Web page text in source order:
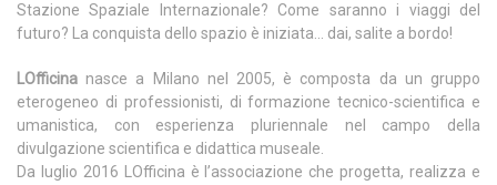
Stazione Spaziale Internazionale? Come saranno i viaggi del
futuro? La conquista dello spazio è iniziata… dai, salite a bordo!
LOfficina nasce a Milano nel 2005, è composta da un gruppo
eterogeneo di professionisti, di formazione tecnico-scientifica e
umanistica, con esperienza pluriennale nel campo della
divulgazione scientifica e didattica museale.
Da luglio 2016 LOfficina è l’associazione che progetta, realizza e